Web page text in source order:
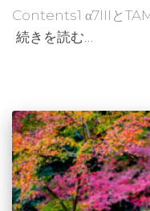
Contents1 α7IIIと
続きを読む…